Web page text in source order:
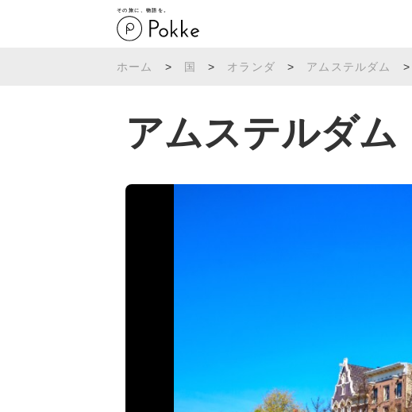
その旅に、物語を。
ホーム > 国 > オランダ > アムステルダム >
アムステルダム